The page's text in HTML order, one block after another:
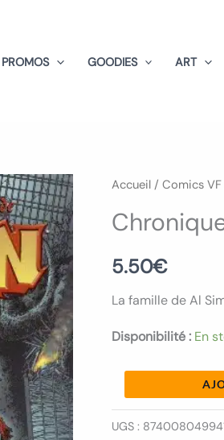
PROMOS GOODIES ART
Accueil / Comics VF
5.50€
La famille de Al
Disponibilité : En
quantité
Chroniques
de
Spawn
Numero
UGS :